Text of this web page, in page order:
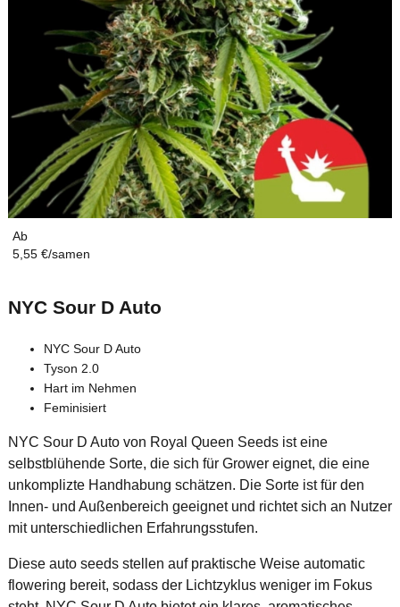
Ab
5,55 €/samen
NYC Sour D Auto
NYC Sour D Auto
Tyson 2.0
Hart im Nehmen
Feminisiert
NYC Sour D Auto von Royal Queen Seeds ist eine
selbstblühende Sorte, die sich für Grower eignet, die eine
unkomplizte Handhabung schätzen. Die Sorte ist für den
Innen- und Außenbereich geeignet und richtet sich an Nutzer
mit unterschiedlichen Erfahrungsstufen.
Diese auto seeds stellen auf praktische Weise automatic
flowering bereit, sodass der Lichtzyklus weniger im Fokus